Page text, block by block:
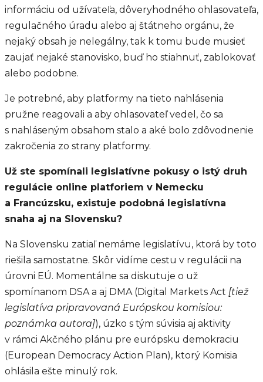
informáciu od užívateľa, dôveryhodného ohlasovateľa,
regulačného úradu alebo aj štátneho orgánu, že
nejaký obsah je nelegálny, tak k tomu bude musieť
zaujať nejaké stanovisko, buď ho stiahnuť, zablokovať
alebo podobne.
Je potrebné, aby platformy na tieto nahlásenia
pružne reagovali a aby ohlasovateľ vedel, čo sa
s nahláseným obsahom stalo a aké bolo zdôvodnenie
zakročenia zo strany platformy.
Už ste spomínali legislatívne pokusy o istý druh
regulácie online platforiem v Nemecku
a Francúzsku, existuje podobná legislatívna
snaha aj na Slovensku?
Na Slovensku zatiaľ nemáme legislatívu, ktorá by toto
riešila samostatne. Skôr vidíme cestu v regulácii na
úrovni EÚ. Momentálne sa diskutuje o už
spomínanom DSA a aj DMA (Digital Markets Act [tiež
legislatíva pripravovaná Európskou komisiou:
poznámka autora]), úzko s tým súvisia aj aktivity
v rámci Akčného plánu pre európsku demokraciu
(European Democracy Action Plan), ktorý Komisia
ohlásila ešte minulý rok.